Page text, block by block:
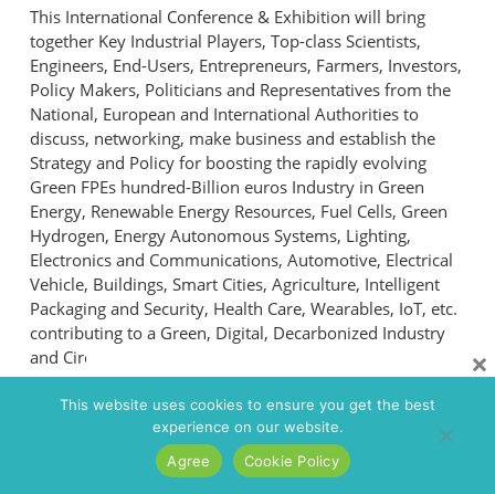
This International Conference & Exhibition will bring
together Key Industrial Players, Top-class Scientists,
Engineers, End-Users, Entrepreneurs, Farmers, Investors,
Policy Makers, Politicians and Representatives from the
National, European and International Authorities to
discuss, networking, make business and establish the
Strategy and Policy for boosting the rapidly evolving
Green FPEs hundred-Billion euros Industry in Green
Energy, Renewable Energy Resources, Fuel Cells, Green
Hydrogen, Energy Autonomous Systems, Lighting,
Electronics and Communications, Automotive, Electrical
Vehicle, Buildings, Smart Cities, Agriculture, Intelligent
Packaging and Security, Health Care, Wearables, IoT, etc.
contributing to a Green, Digital, Decarbonized Industry
and Circular Economy, Society and Planet.
AGRIVOLTAICS 2023
The rapid growth of the world population leads to
the need to increase food production and energy
This website uses cookies to ensure you get the best
experience on our website.
Agree
Cookie Policy
×